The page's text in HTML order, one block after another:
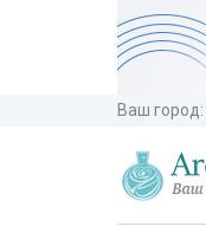
Ваш город: